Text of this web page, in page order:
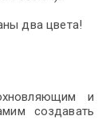
два цвета!
и
создавать